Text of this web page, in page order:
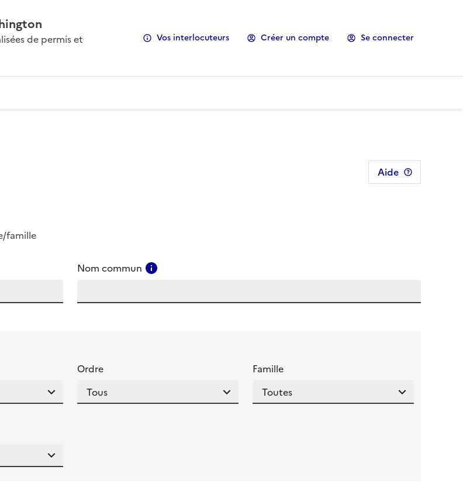
de permis et
Vos interlocuteurs Créer un compte Se connecter
Aide
famille
Nom commun
Ordre Famille